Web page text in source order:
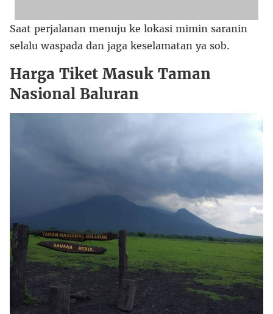
Saat perjalanan menuju ke lokasi mimin saranin
selalu waspada dan jaga keselamatan ya sob.
Harga Tiket Masuk Taman
Nasional Baluran